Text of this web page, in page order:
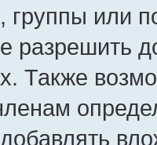
или
разрешить
Также